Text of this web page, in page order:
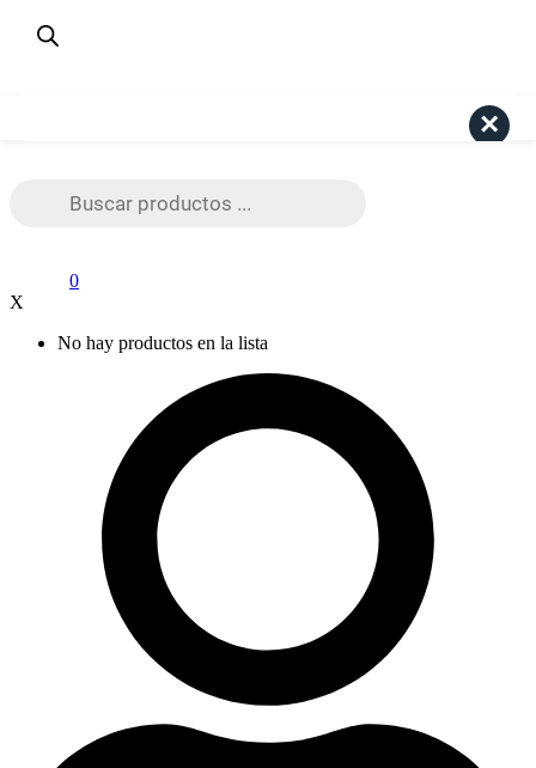
0
X
No hay productos en la lista